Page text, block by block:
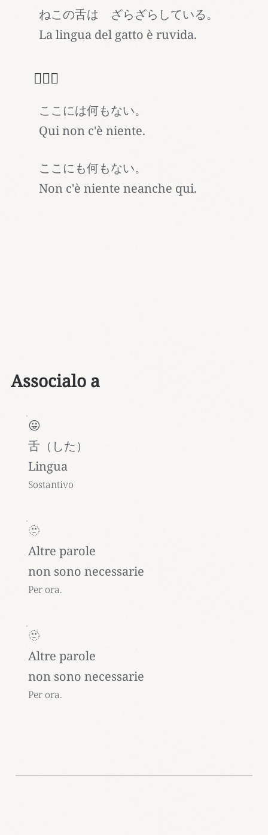
ねこの舌は ざらざらしている。
La lingua del gatto è ruvida.
🙅🏻‍♂️
ここには何もない。
Qui non c'è niente.
ここにも何もない。
Non c'è niente neanche qui.
Associalo a
😛
舌（した）
Lingua
Sostantivo
🫥
Altre parole
non sono necessarie
Per ora.
🫥
Altre parole
non sono necessarie
Per ora.